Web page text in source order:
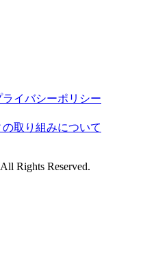
イバシーポリシー
取り組みについて
Rights Reserved.